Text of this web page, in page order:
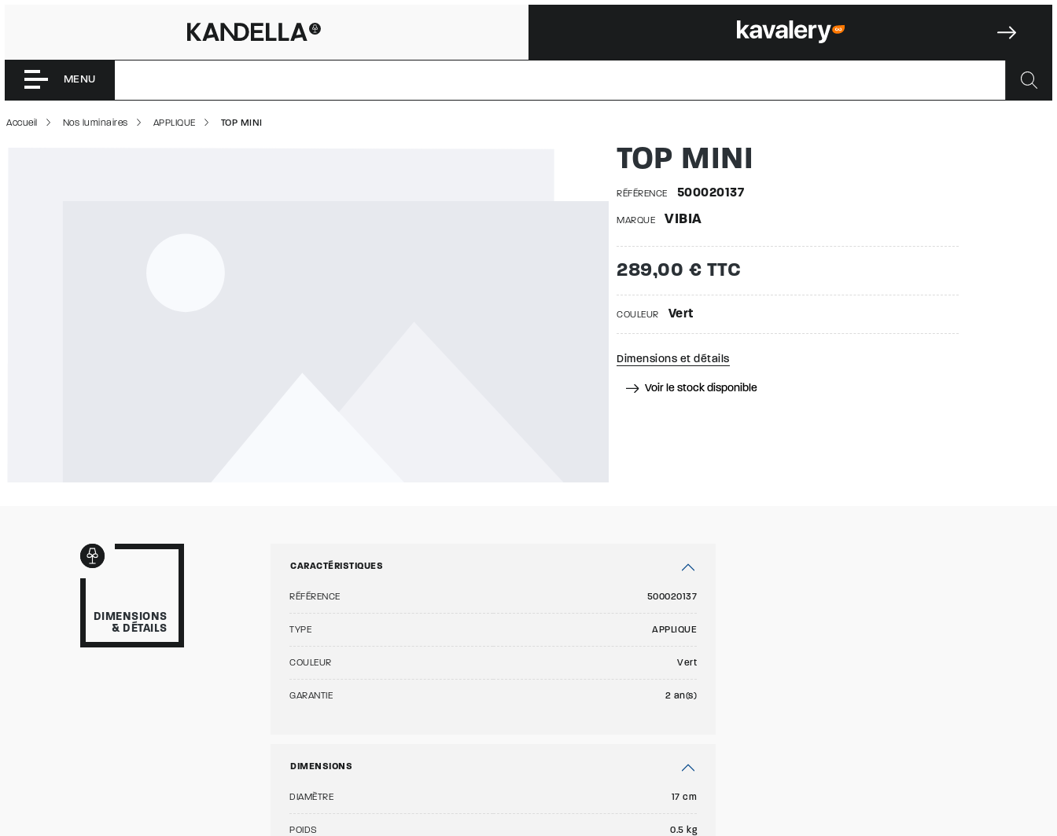
TOP MINI | 500020137
MENU
Accueil Nos luminaires APPLIQUE TOP MINI
TOP MINI
RÉFÉRENCE 500020137
MARQUE VIBIA
289,00 € TTC
COULEUR Vert
Dimensions et détails
Voir le stock disponible
DIMENSIONS
& DÉTAILS
CARACTÉRISTIQUES
RÉFÉRENCE 500020137
TYPE APPLIQUE
COULEUR Vert
GARANTIE 2 an(s)
DIMENSIONS
DIAMÈTRE 17 cm
POIDS 0.5 kg